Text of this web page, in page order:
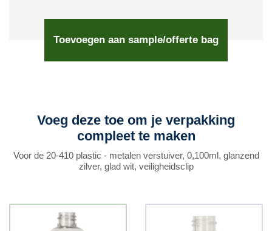
Toevoegen aan sample/offerte bag
Voeg deze toe om je verpakking
compleet te maken
Voor de 20-410 plastic - metalen verstuiver, 0,100ml, glanzend
zilver, glad wit, veiligheidsclip